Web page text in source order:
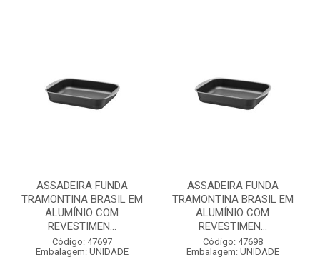
ASSADEIRA FUNDA
TRAMONTINA BRASIL EM
ALUMÍNIO COM
REVESTIMEN...
Código: 47697
Embalagem: UNIDADE
ASSADEIRA FUNDA
TRAMONTINA BRASIL EM
ALUMÍNIO COM
REVESTIMEN...
Código: 47698
Embalagem: UNIDADE